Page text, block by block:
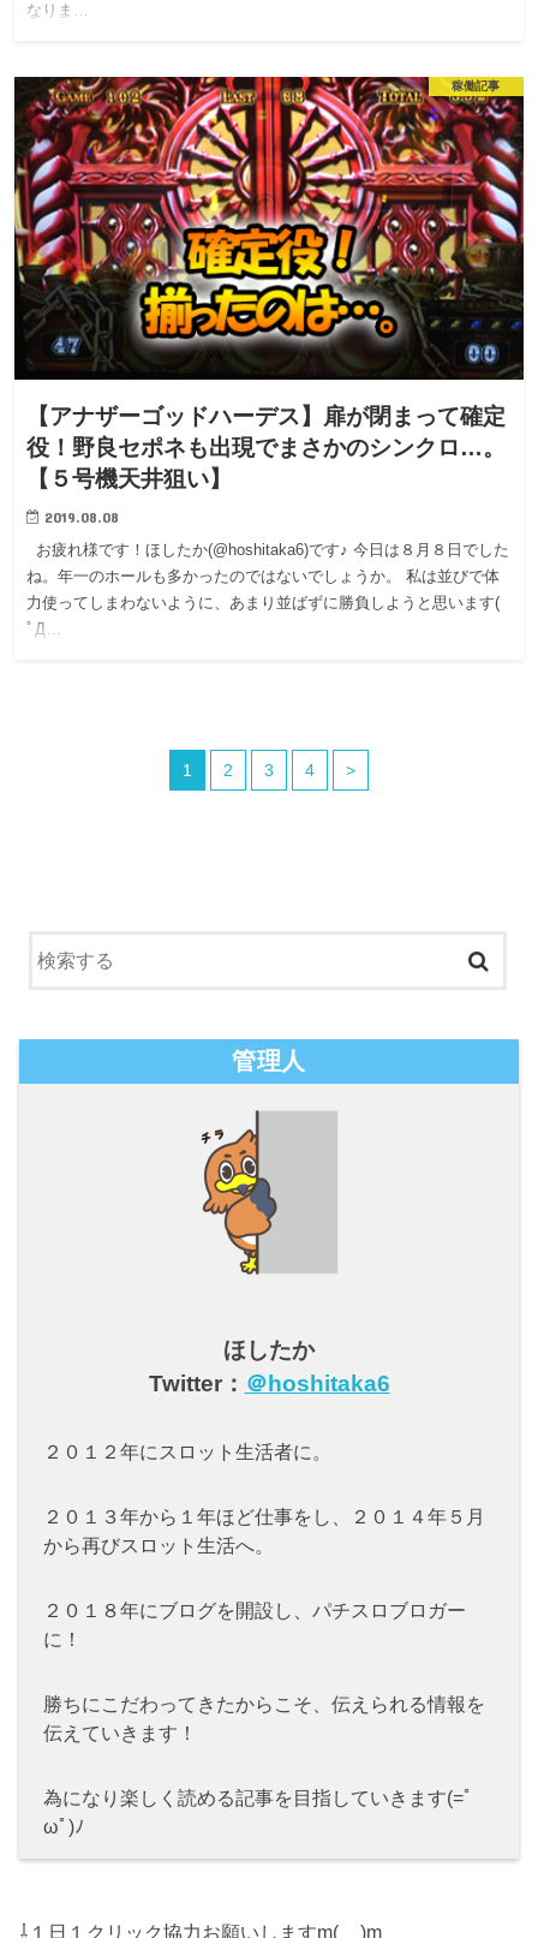
なりま…
稼働記事
【アナザーゴッドハーデス】扉が閉まって確定
役！野良セポネも出現でまさかのシンクロ…。
【５号機天井狙い】
2019.08.08
お疲れ様です！ほしたか(@hoshitaka6)です♪ 今日は８月８日でした
ね。年一のホールも多かったのではないでしょうか。 私は並びで体
力使ってしまわないように、あまり並ばずに勝負しようと思います(
ﾟД…
1 2 3 4 >
管理人
ほしたか
Twitter： ＠hoshitaka6
２０１２年にスロット生活者に。
２０１３年から１年ほど仕事をし、２０１４年５月
から再びスロット生活へ。
２０１８年にブログを開設し、パチスロブロガー
に！
勝ちにこだわってきたからこそ、伝えられる情報を
伝えていきます！
為になり楽しく読める記事を目指していきます(=ﾟ
ωﾟ)ﾉ
⇩１日１クリック協力お願いしますm(__)m